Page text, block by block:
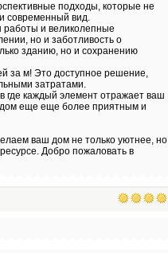
подходы, которые не
современный вид.
работы и великолепные
но и заботливость о
зданию, но и сохранению
за м! Это доступное решение,
затратами.
где каждый элемент отражает ваш
еще еще более приятным и
ваш дом не только уютнее, но
Добро пожаловать в